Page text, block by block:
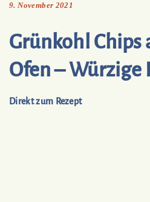
9. November 2021
Grünkohl Chips
Ofen – Würzige
Direkt zum Rezept